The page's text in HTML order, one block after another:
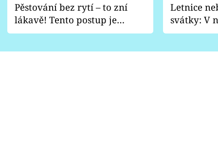
Sledujte nás
Pěstování bez rytí – to zní
lákavě! Tento postup je
vhodný jen pro některé
Letnice
svátky: V
pondělí